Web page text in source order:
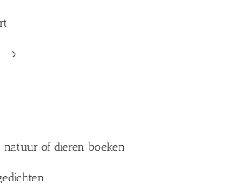
of dieren boeken